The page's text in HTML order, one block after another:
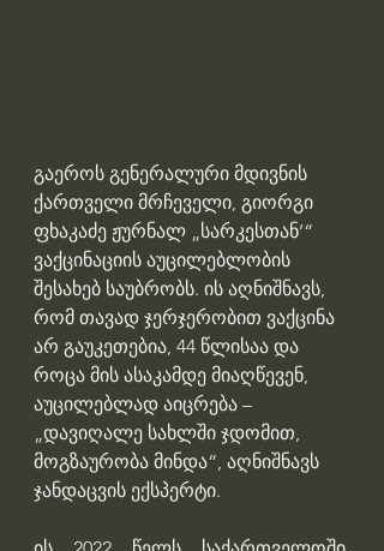
გაეროს გენერალური მდივნის
ქართველი მრჩეველი, გიორგი
ფხაკაძე ჟურნალ „სარკესთან’“
ვაქცინაციის აუცილებლობის
შესახებ საუბრობს. ის აღნიშნავს,
რომ თავად ჯერჯერობით ვაქცინა
არ გაუკეთებია, 44 წლისაა და
როცა მის ასაკამდე მიაღწევენ,
აუცილებლად აიცრება –
„დავიღალე სახლში ჯდომით,
მოგზაურობა მინდა“, აღნიშნავს
ჯანდაცვის ექსპერტი.